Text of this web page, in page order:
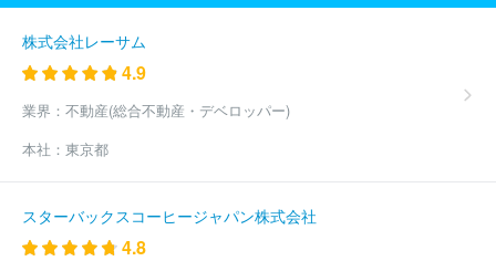
株式会社レーサム
4.9
業界： 不動産(総合不動産・デベロッパー)
本社： 東京都
スターバックスコーヒージャパン株式会社
4.8